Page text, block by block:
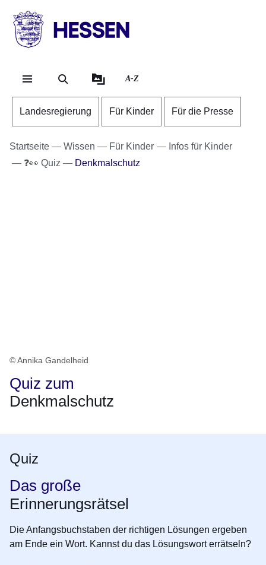
HESSEN
Landesregierung
A-Z
Landesregierung Für Kinder Für die Presse
Startseite Wissen Für Kinder
Infos für Kinder
❓👀 Quiz
Denkmalschutz
© Annika Gandelheid
Quiz zum
Denkmalschutz
Quiz
Das große
Erinnerungsrätsel
Die Anfangsbuchstaben der richtigen Lösungen ergeben
am Ende ein Wort. Kannst du das Lösungswort errätseln?